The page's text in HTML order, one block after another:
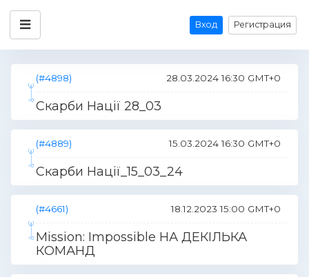
Вход Регистрация
(#4898) 28.03.2024 16:30 GMT+0
Скарби Нації 28_03
(#4889) 15.03.2024 16:30 GMT+0
Скарби Нації_15_03_24
(#4661) 18.12.2023 15:00 GMT+0
Mission: Impossible НА ДЕКІЛЬКА
КОМАНД